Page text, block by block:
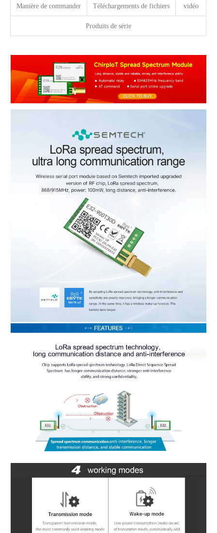
Manière de commander Téléchargements de fichiers vidéo
Produits de série